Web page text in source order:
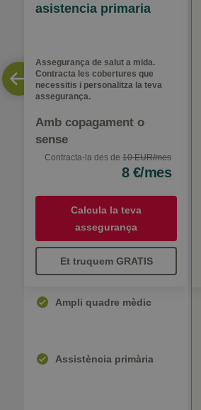
asistencia primaria
Assegurança de salut a mida.
Contracta les cobertures que
necessitis i personalitza la teva
assegurança.
Amb copagament o
sense
Contracta-la des de 10 EUR/mes
8 €/mes
Calcula la teva
assegurança
Et truquem GRATIS
Ampli quadre mèdic
Assistència primària